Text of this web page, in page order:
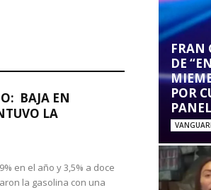
BAJA EN
LA
en el año y 3,5% a doce
la gasolina con una
FRAN
DE
POR